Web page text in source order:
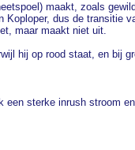
maakt, zoals
dus de transitie
maar maakt niet uit.
hij op rood staat, en bij
sterke inrush stroom